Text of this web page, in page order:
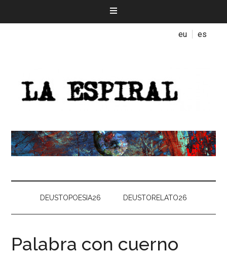
eu es
DEUSTOPOESIA26 DEUSTORELATO26
Palabra con cuerno